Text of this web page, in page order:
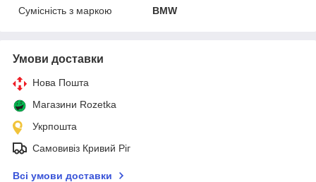
Сумісність з маркою BMW
Умови доставки
Нова Пошта
Магазини Rozetka
Укрпошта
Самовивіз Кривий Ріг
Всі умови доставки